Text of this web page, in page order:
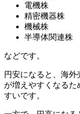
電機株
精密機器株
機械株
半導体関連株
などです。
円安になると、海
が増えやすくなる
すいです。